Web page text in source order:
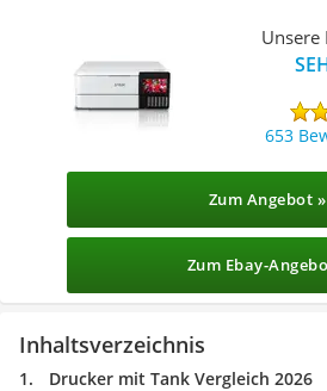
Unsere
653
Zum Angebot »
Zum Ebay-
Inhaltsverzeichnis
Drucker mit Tank Vergleich 2026